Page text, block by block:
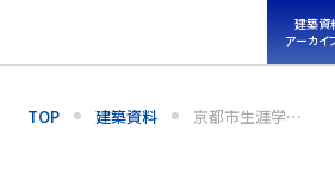
建築資
アーカイ
TOP 建築資料 京都市生涯学習
総合センター 京